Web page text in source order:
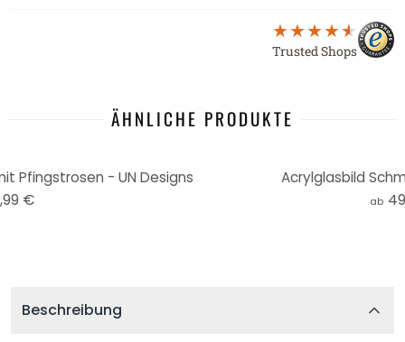
Trusted Shops
ÄHNLICHE PRODUKTE
Pfingstrosen - UN Designs
€
Acrylglasbild
ab
Beschreibung